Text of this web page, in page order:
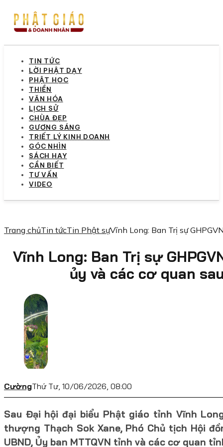
TIN TỨC
LỜI PHẬT DẠY
PHẬT HỌC
THIỀN
VĂN HÓA
LỊCH SỬ
CHÙA ĐẸP
GƯƠNG SÁNG
TRIẾT LÝ KINH DOANH
GÓC NHÌN
SÁCH HAY
CẦN BIẾT
TƯ VẤN
VIDEO
Trang chủTin tứcTin Phật sựVĩnh Long: Ban Trị sự
Vĩnh Long: Ban Trị sự
ủy và các cơ quan
CườngThứ Tư, 10/06/2026, 08:00
Sau Đại hội đại biểu Phật giáo tỉnh Vĩnh
thượng Thạch Sok Xane, Phó Chủ tịch Hội
UBND, Ủy ban MTTQVN tỉnh và các cơ quan